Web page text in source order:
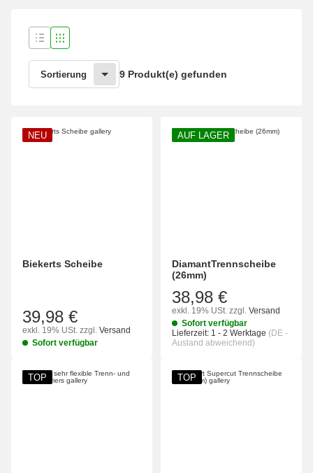
Sortierung 9 Produkt(e) gefunden
NEU
Biekerts Scheibe
39,98 €
exkl. 19% USt. zzgl. Versand
Sofort verfügbar
AUF LAGER
DiamantTrennscheibe
(26mm)
38,98 €
exkl. 19% USt. zzgl. Versand
Sofort verfügbar
Lieferzeit: 1 - 2 Werktage (DE -
Ausland abweichend)
TOP TOP